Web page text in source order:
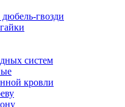
гвозди
систем
кровли